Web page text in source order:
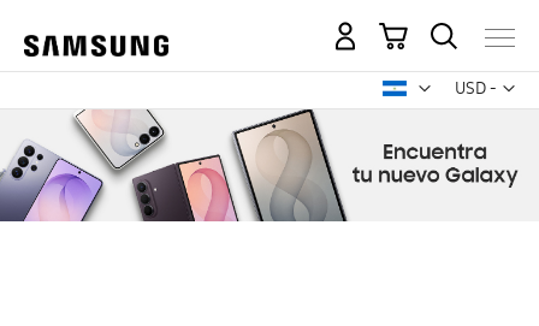
USD -
dólar
Mi carrito